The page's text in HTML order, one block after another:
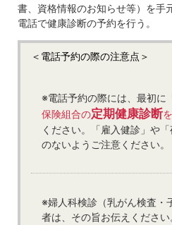
書、資格情報のお知らせ等）を手
電話で健康診断の予約を行う。
＜電話予約の際の注意点＞
※電話予約の際には、最初に
保険組合の定期健康診断
ください。「雇入健診」や
のないようご注意ください。
※婦人科検診（乳がん検査・
者は、その旨お伝えください